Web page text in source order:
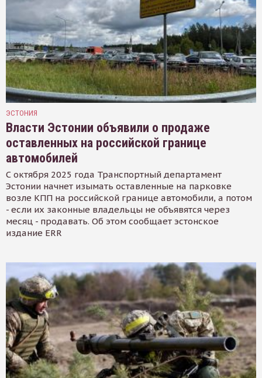
ЭСТОНИЯ
Власти Эстонии объявили о продаже
оставленных на российской границе
автомобилей
С октября 2025 года Транспортный департамент
Эстонии начнет изымать оставленные на парковке
возле КПП на российской границе автомобили, а потом
- если их законные владельцы не объявятся через
месяц - продавать. Об этом сообщает эстонское
издание ERR